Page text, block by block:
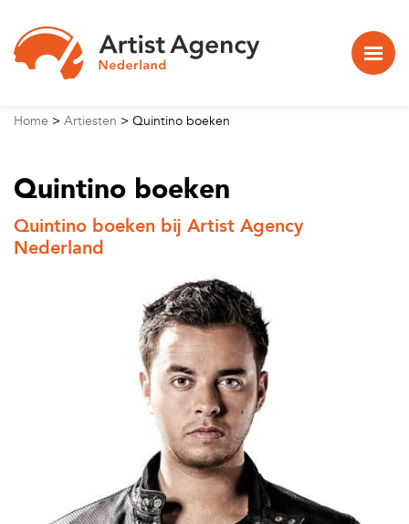
Home > Artiesten > Quintino boeken
Quintino boeken
Quintino boeken bij Artist Agency
Nederland